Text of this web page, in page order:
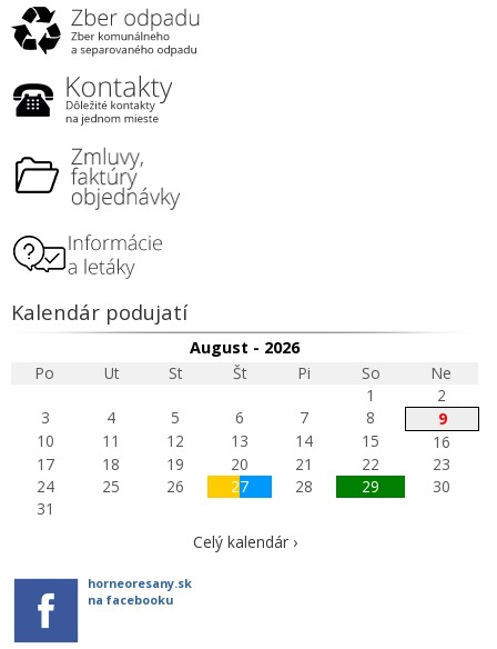
Kalendár podujatí
August - 2026
Po
Ut St Št Pi So
Ne
1
2
3
4 5 6 7 8
9
10
11 12 13 14 15
16
17
18 19 20 21 22
23
24
25 26 27 28 29
30
31
Celý kalendár ›
horneoresany.sk
na facebooku